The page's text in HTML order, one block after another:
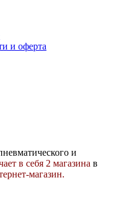
и оферта
и
в себя 2 магазина в
магазин.